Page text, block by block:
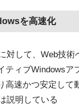
を高速化
対して、Web技
ティブWindows
高速かつ安定して
説明している